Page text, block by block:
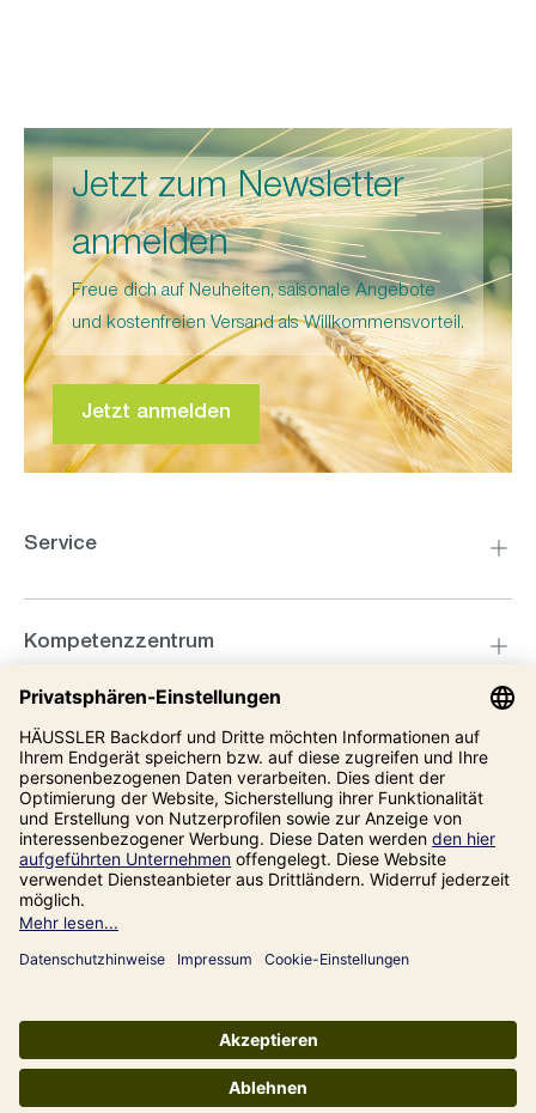
Jetzt zum Newsletter
anmelden
Freue dich auf Neuheiten, saisonale Angebote
und kostenfreien Versand als Willkommensvorteil.
Jetzt anmelden
Service
Kompetenzzentrum
Informationen
Unsere Adresse
Alle Preise inkl. gesetzl. Mehrwertsteuer zzgl.